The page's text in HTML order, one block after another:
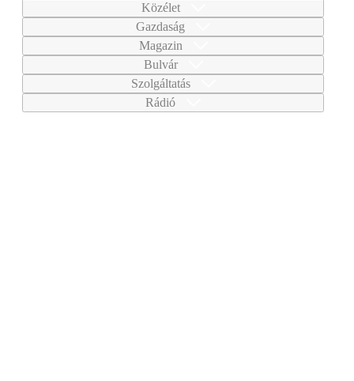
Közélet
Gazdaság
Magazin
Bulvár
Szolgáltatás
Rádió